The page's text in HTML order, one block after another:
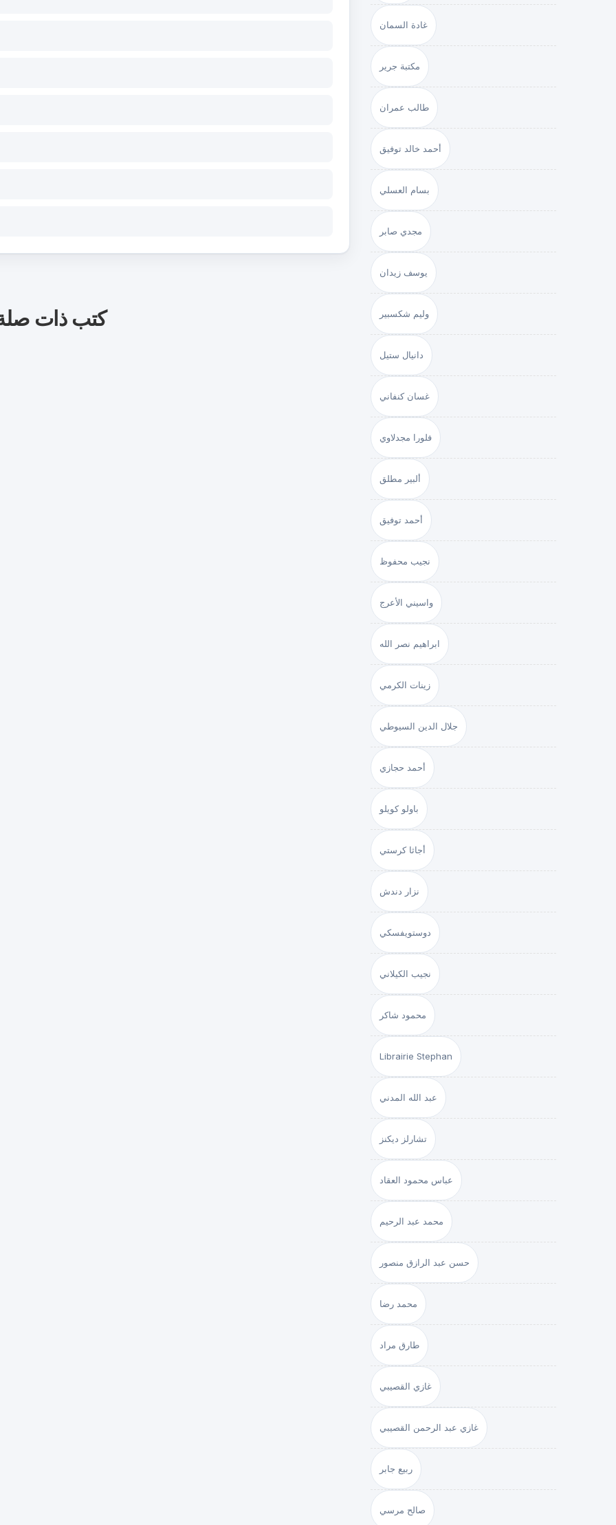
كتب ذات
غادة السمان
مكتبة جرير
طالب عمران
أحمد خالد توفيق
بسام العسلي
مجدي صابر
يوسف زيدان
وليم شكسبير
دانيال ستيل
غسان كنفاني
فلورا مجدلاوي
ألبير مطلق
أحمد توفيق
نجيب محفوظ
واسيني الأعرج
ابراهيم نصر الله
زينات الكرمي
جلال الدين السيوطي
أحمد حجازي
باولو كويلو
أجاثا كرستي
نزار دندش
دوستويفسكي
نجيب الكيلاني
محمود شاكر
Librairie Stephan
عبد الله المدني
تشارلز ديكنز
عباس محمود العقاد
محمد عبد الرحيم
حسن عبد الرازق منصور
محمد رضا
طارق مراد
غازي القصيبي
غازي عبد الرحمن القصيبي
ربيع جابر
صالح مرسي